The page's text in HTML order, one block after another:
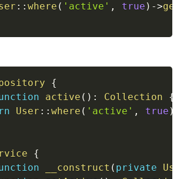
:: where ( 'active' , true ) ->
{
active ( ) : Collection
{
User :: where ( 'active' , true )
{
__construct ( private